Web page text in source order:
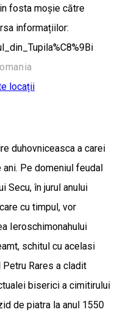
fosta moșie către
informațiilor:
locații
duhovniceasca a carei
Pe domeniul feudal
Secu, în jurul anului
cu timpul, vor
Ieroschimonahului
schitul cu acelasi
Rares a cladit
biserici a cimitirului
de piatra la anul 1550